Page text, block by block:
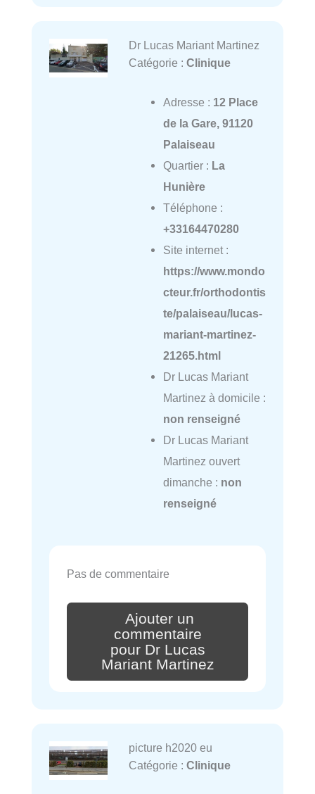
Dr Lucas Mariant Martinez
Catégorie : Clinique
Adresse : 12 Place
de la Gare, 91120
Palaiseau
Quartier : La
Hunière
Téléphone :
+33164470280
Site internet :
https://www.mondo
cteur.fr/orthodontis
te/palaiseau/lucas-
mariant-martinez-
21265.html
Dr Lucas Mariant
Martinez à domicile :
non renseigné
Dr Lucas Mariant
Martinez ouvert
dimanche : non
renseigné
Pas de commentaire
Ajouter un
commentaire
pour Dr Lucas
Mariant Martinez
picture h2020 eu
Catégorie : Clinique